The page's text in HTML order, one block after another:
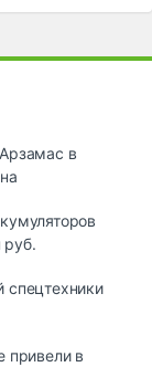
в
руб.
спецтехники
привели в